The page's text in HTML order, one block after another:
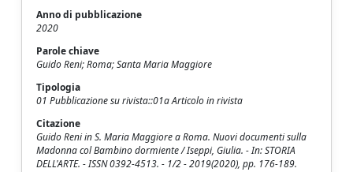
Anno di pubblicazione
2020
Parole chiave
Guido Reni; Roma; Santa Maria Maggiore
Tipologia
01 Pubblicazione su rivista::01a Articolo in rivista
Citazione
Guido Reni in S. Maria Maggiore a Roma. Nuovi documenti sulla
Madonna col Bambino dormiente / Iseppi, Giulia. - In: STORIA
DELL'ARTE. - ISSN 0392-4513. - 1/2 - 2019(2020), pp. 176-189.